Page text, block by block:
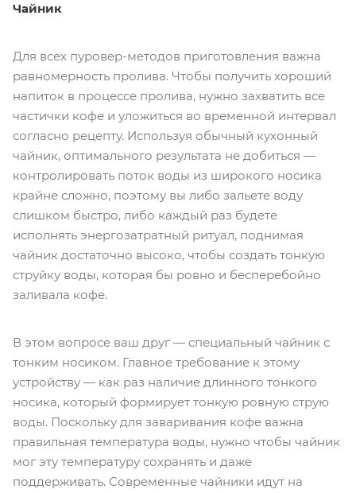
Чайник
Для всех пуровер-методов приготовления важна
равномерность пролива. Чтобы получить хороший
напиток в процессе пролива, нужно захватить все
частички кофе и уложиться во временной интервал
согласно рецепту. Используя обычный кухонный
чайник, оптимального результата не добиться —
контролировать поток воды из широкого носика
крайне сложно, поэтому вы либо зальете воду
слишком быстро, либо каждый раз будете
исполнять энергозатратный ритуал, поднимая
чайник достаточно высоко, чтобы создать тонкую
струйку воды, которая бы ровно и бесперебойно
заливала кофе.
В этом вопросе ваш друг — специальный чайник с
тонким носиком. Главное требование к этому
устройству — как раз наличие длинного тонкого
носика, который формирует тонкую ровную струю
воды. Поскольку для заваривания кофе важна
правильная температура воды, нужно чтобы чайник
мог эту температуру сохранять и даже
поддерживать. Современные чайники идут на